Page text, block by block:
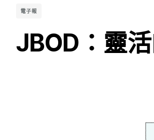
電子報
JBOD：靈